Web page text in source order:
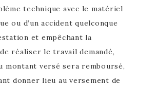
technique avec le matériel
ou d’un accident quelconque
et empêchant la
réaliser le travail demandé,
montant versé sera remboursé,
donner lieu au versement de